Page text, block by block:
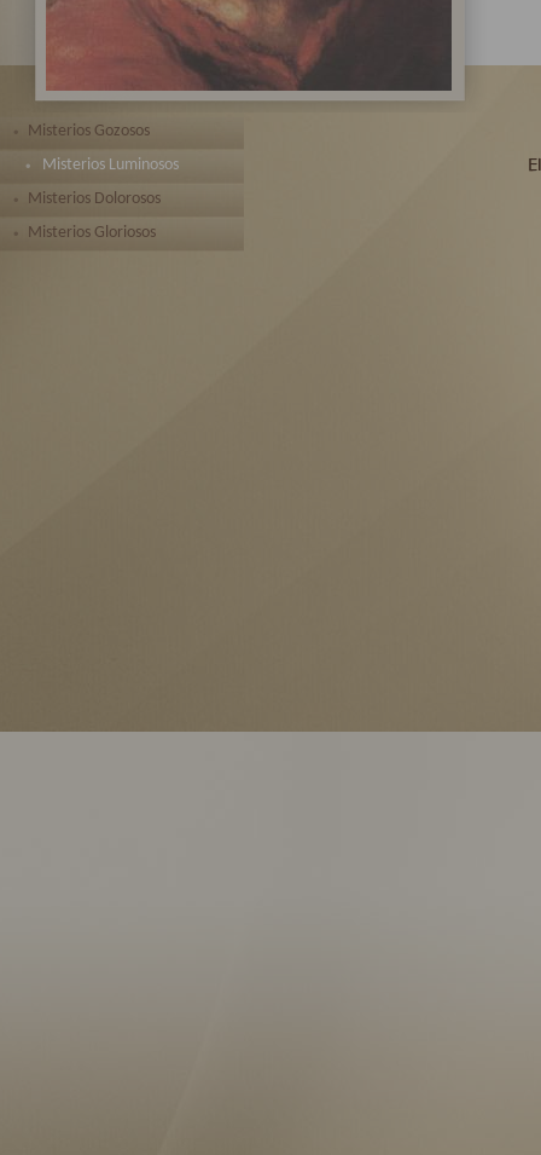
Misterios Gozosos
Misterios Luminosos
Misterios Dolorosos
Misterios Gloriosos